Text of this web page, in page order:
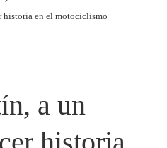
historia en el motociclismo
a un